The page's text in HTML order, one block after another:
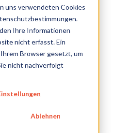
uns verwendeten Cookies
Ihre Informationen
nicht erfasst. Ein
Browser gesetzt, um
nicht nachverfolgt
Ablehnen
IVD
LÖSUNGEN